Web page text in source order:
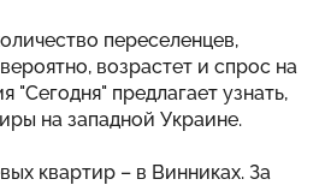
переселенцев,
возрастет и спрос на
"Сегодня" предлагает узнать,
на западной Украине.
квартир – в Винниках. За